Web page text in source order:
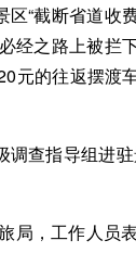
“截断省道收
经之路上被拦
元的往返摆渡
查指导组进
局，工作人